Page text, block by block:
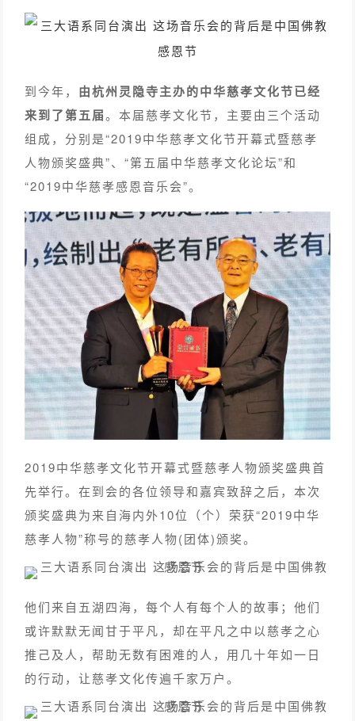
到今年， 由杭州灵隐寺主办的中华慈孝文化节已经
来到了第五届。本届慈孝文化节，主要由三个活动
组成，分别是“2019中华慈孝文化节开幕式暨慈孝
人物颁奖盛典”、“第五届中华慈孝文化论坛”和
“2019中华慈孝感恩音乐会”。
2019中华慈孝文化节开幕式暨慈孝人物颁奖盛典首
先举行。在到会的各位领导和嘉宾致辞之后，本次
颁奖盛典为来自海内外10位（个）荣获“2019中华
慈孝人物”称号的慈孝人物(团体)颁奖。
他们来自五湖四海，每个人有每个人的故事；他们
或许默默无闻甘于平凡，却在平凡之中以慈孝之心
推己及人，帮助无数有困难的人，用几十年如一日
的行动，让慈孝文化传遍千家万户。